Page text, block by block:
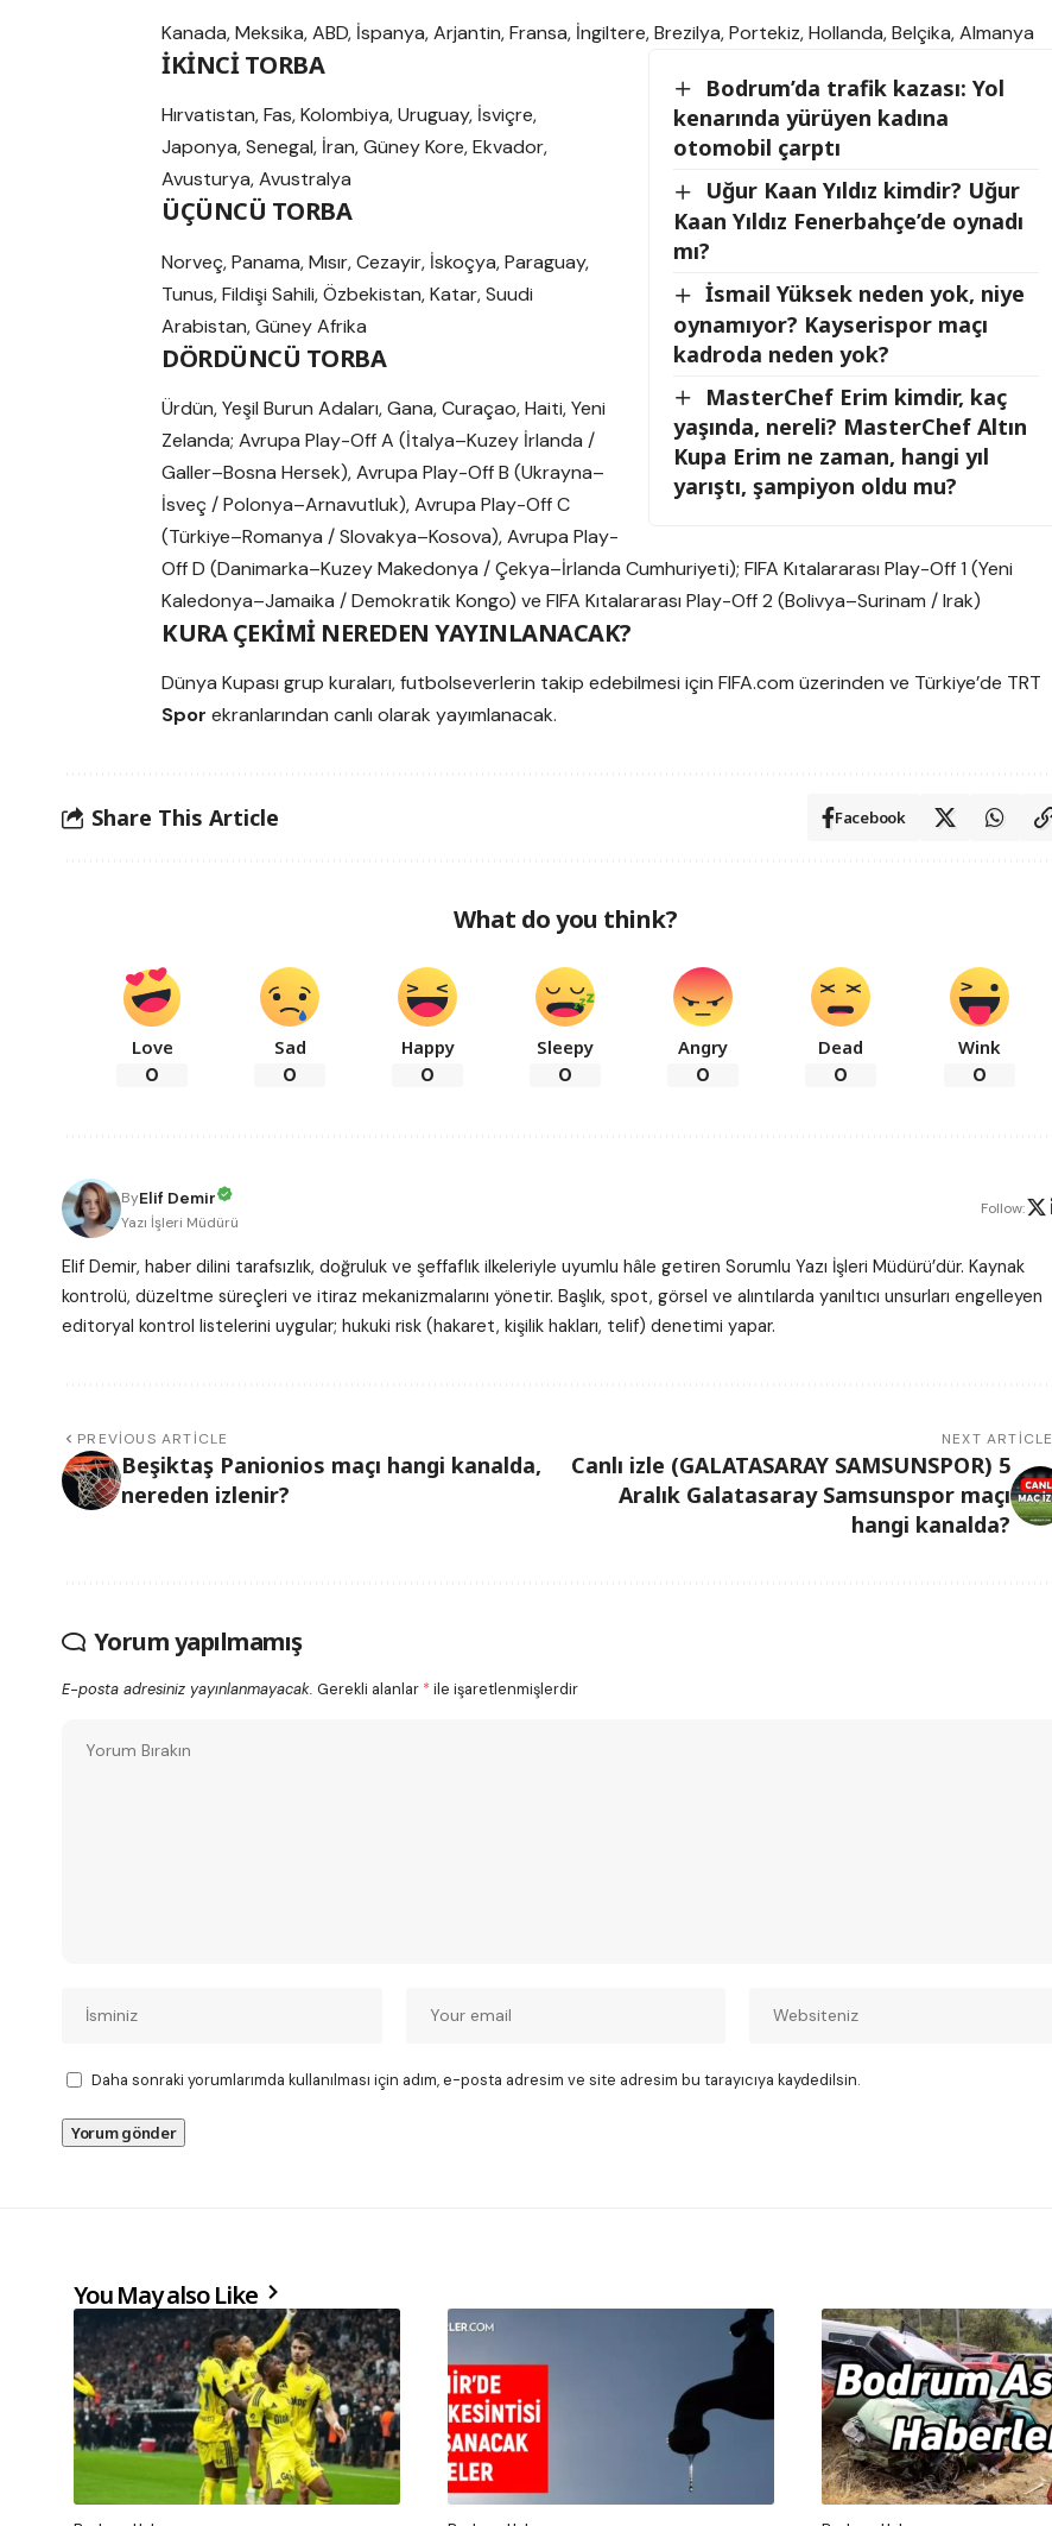
Kanada, Meksika, ABD, İspanya, Arjantin, Fransa, İngiltere, Brezilya, Portekiz, Hollanda, Belçika, Almanya
Bodrum’da trafik kazası: Yol
kenarında yürüyen kadına
otomobil çarptı
Uğur Kaan Yıldız kimdir? Uğur
Kaan Yıldız Fenerbahçe’de oynadı
mı?
İsmail Yüksek neden yok, niye
oynamıyor? Kayserispor maçı
kadroda neden yok?
MasterChef Erim kimdir, kaç
yaşında, nereli? MasterChef Altın
Kupa Erim ne zaman, hangi yıl
yarıştı, şampiyon oldu mu?
İKİNCİ TORBA
Hırvatistan, Fas, Kolombiya, Uruguay, İsviçre,
Japonya, Senegal, İran, Güney Kore, Ekvador,
Avusturya, Avustralya
ÜÇÜNCÜ TORBA
Norveç, Panama, Mısır, Cezayir, İskoçya, Paraguay,
Tunus, Fildişi Sahili, Özbekistan, Katar, Suudi
Arabistan, Güney Afrika
DÖRDÜNCÜ TORBA
Ürdün, Yeşil Burun Adaları, Gana, Curaçao, Haiti, Yeni
Zelanda; Avrupa Play-Off A (İtalya–Kuzey İrlanda /
Galler–Bosna Hersek), Avrupa Play-Off B (Ukrayna–
İsveç / Polonya–Arnavutluk), Avrupa Play-Off C
(Türkiye–Romanya / Slovakya–Kosova), Avrupa Play-
Off D (Danimarka–Kuzey Makedonya / Çekya–İrlanda Cumhuriyeti); FIFA Kıtalararası Play-Off 1 (Yeni
Kaledonya–Jamaika / Demokratik Kongo) ve FIFA Kıtalararası Play-Off 2 (Bolivya–Surinam / Irak)
KURA ÇEKİMİ NEREDEN YAYINLANACAK?
Dünya Kupası grup kuraları, futbolseverlerin takip edebilmesi için FIFA.com üzerinden ve Türkiye’de TRT
Spor ekranlarından canlı olarak yayımlanacak.
Share This Article Facebook
What do you think?
Love
0
Sad
0
Happy
0
Sleepy
0
Angry
0
Dead
0
Wink
0
ByElif Demir
Yazı İşleri Müdürü
Follow:
Elif Demir, haber dilini tarafsızlık, doğruluk ve şeffaflık ilkeleriyle uyumlu hâle getiren Sorumlu Yazı İşleri Müdürü’dür. Kaynak
kontrolü, düzeltme süreçleri ve itiraz mekanizmalarını yönetir. Başlık, spot, görsel ve alıntılarda yanıltıcı unsurları engelleyen
editoryal kontrol listelerini uygular; hukuki risk (hakaret, kişilik hakları, telif) denetimi yapar.
PREVIOUS ARTICLE
Beşiktaş Panionios maçı hangi kanalda,
nereden izlenir?
NEXT ARTICLE
Canlı izle (GALATASARAY SAMSUNSPOR) 5
Aralık Galatasaray Samsunspor maçı
hangi kanalda?
Yorum yapılmamış
E-posta adresiniz yayınlanmayacak. Gerekli alanlar *ile işaretlenmişlerdir
Daha sonraki yorumlarımda kullanılması için adım, e-posta adresim ve site adresim bu tarayıcıya kaydedilsin.
You May also Like